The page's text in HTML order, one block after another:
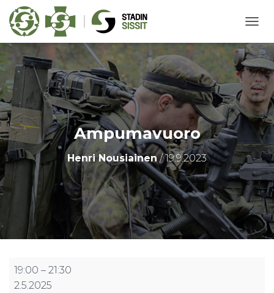
A
V
I
G
O
I
N
P
Ä
Ä
L
E
/
P
O
Ampumavuoro
Henri Nousiainen/19.9.2023
Ampumavuoro
19:00 – 21:30
2.5.2025